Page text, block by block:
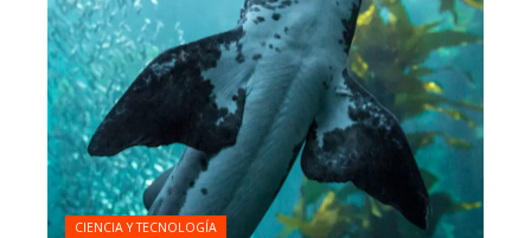
CIENCIA Y TECNOLOGÍA